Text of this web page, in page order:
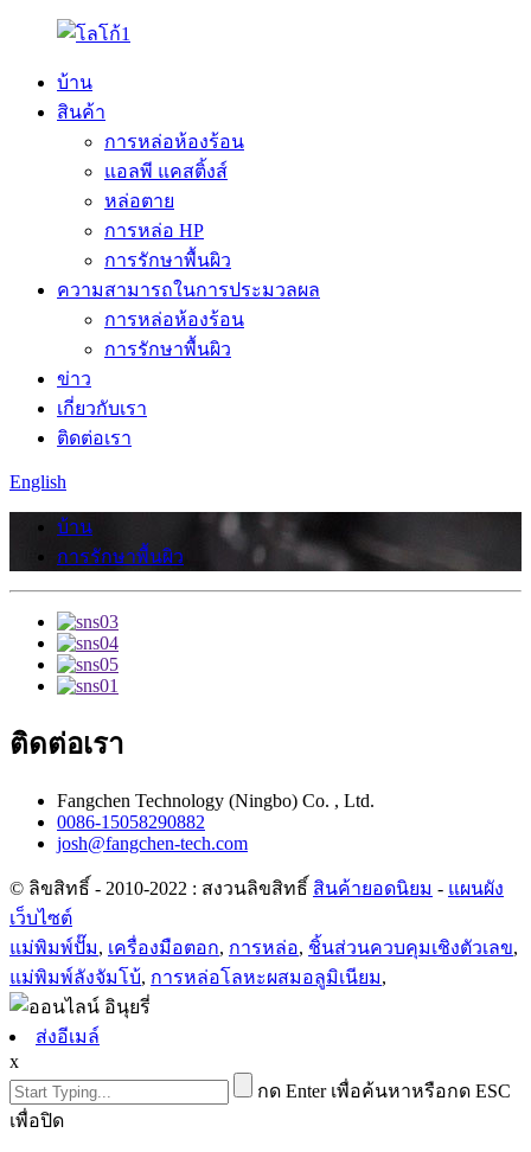
บ้าน
สินค้า
การหล่อห้องร้อน
แอลพี แคสติ้งส์
หล่อตาย
การหล่อ HP
การรักษาพื้นผิว
ความสามารถในการประมวลผล
การหล่อห้องร้อน
การรักษาพื้นผิว
ข่าว
เกี่ยวกับเรา
ติดต่อเรา
English
บ้าน
การรักษาพื้นผิว
ติดต่อเรา
Fangchen Technology (Ningbo) Co. , Ltd.
0086-15058290882
josh@fangchen-tech.com
© ลิขสิทธิ์ - 2010-2022 : สงวนลิขสิทธิ์ สินค้ายอดนิยม - แผนผัง
เว็บไซต์
แม่พิมพ์ปั๊ม, เครื่องมือตอก, การหล่อ, ชิ้นส่วนควบคุมเชิงตัวเลข,
แม่พิมพ์ลังจัมโบ้, การหล่อโลหะผสมอลูมิเนียม,
ส่งอีเมล์
x
กด Enter เพื่อค้นหาหรือกด ESC
เพื่อปิด